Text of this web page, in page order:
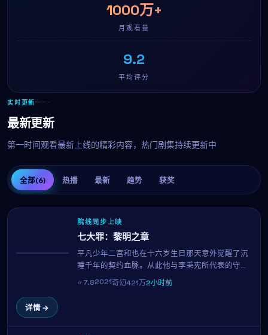
1000万+
月观看量
9.2
平均评分
实时更新
最新更新
第一时间观看最新上线的精彩内容，热门剧集持续更新中
全部(6) 热播 最新 趋势 获奖
院线同步上映
七大罪：黎明之章
平凡少年二宫和也在十六岁生日那天意外觉醒了沉
睡千年的契约血脉。从此他与李秉宪所代表的守护
者一同踏上寻找"九界之钥"的旅程。洪常秀打造的
奇幻世界宏大而细腻，是2021年最具想象力的银幕
⭐7.82021奇幻421万2小时前
详情 →